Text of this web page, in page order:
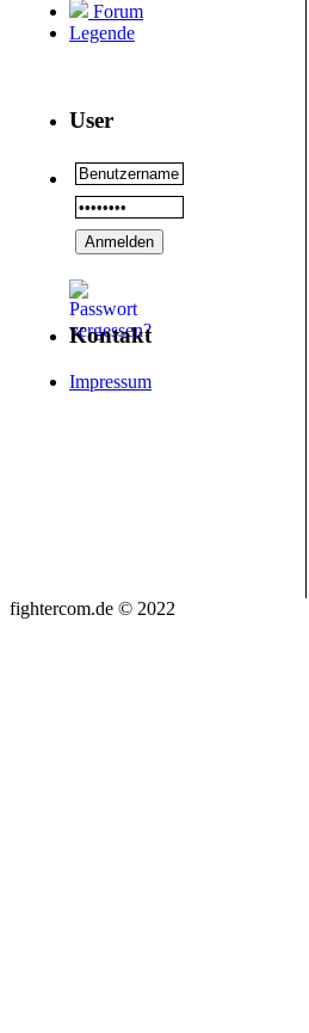
Forum
Legende
User
Kontakt
Impressum
fightercom.de © 2022